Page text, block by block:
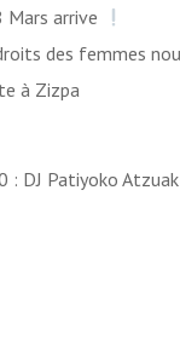
Mars arrive
des femmes
à Zizpa
: DJ Patiyoko Atzuak